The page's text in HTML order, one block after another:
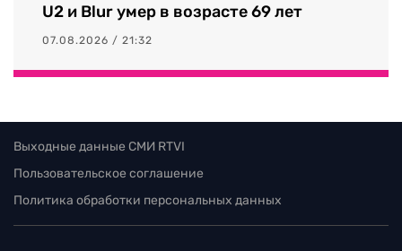
U2 и Blur умер в возрасте 69 лет
07.08.2026 / 21:32
Выходные данные СМИ RTVI
Пользовательское соглашение
Политика обработки персональных данных